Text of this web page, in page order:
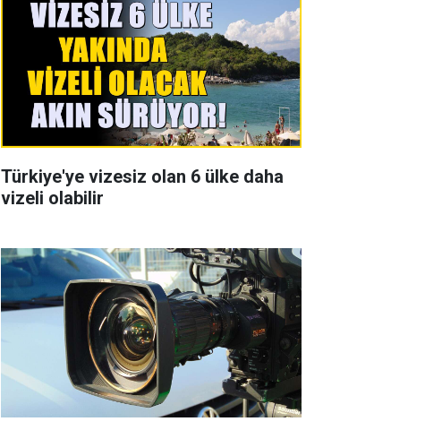
Türkiye'ye vizesiz olan 6 ülke daha
vizeli olabilir